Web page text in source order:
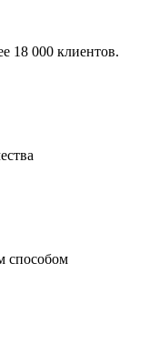
18 000 клиентов.
способом